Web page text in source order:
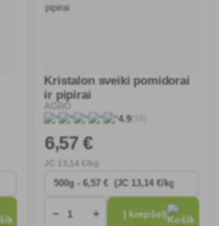
Kristalon sveiki pomidorai
ir pipirai
AGRO
4.9(18)
6,57 €
,14 €/kg
− + Į krepšelį